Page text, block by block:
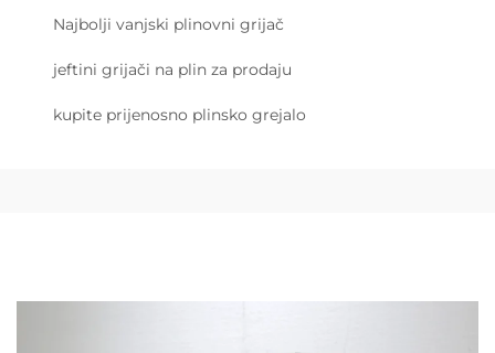
Najbolji vanjski plinovni grijač
jeftini grijači na plin za prodaju
kupite prijenosno plinsko grejalo